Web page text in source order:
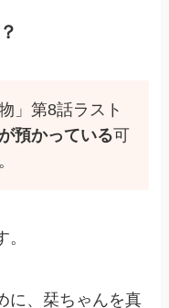
」第8話ラスト
預かっている可
。
に、栞ちゃんを真